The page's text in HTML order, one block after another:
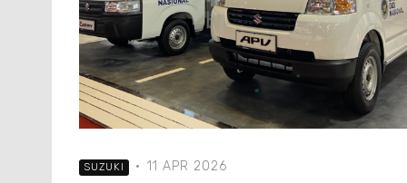
SUZUKI · 11 APR 2026